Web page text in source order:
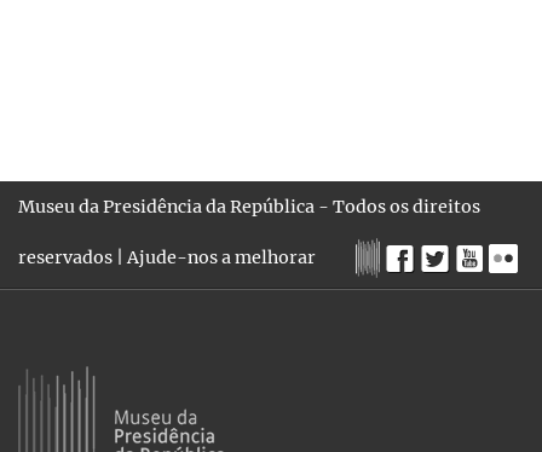
Museu da Presidência da República - Todos os direitos
reservados |Ajude-nos a melhorar